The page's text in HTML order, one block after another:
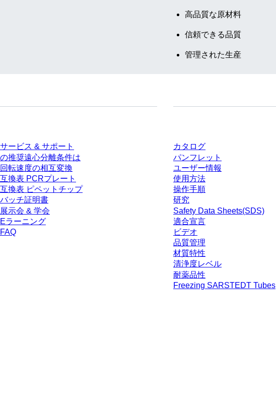
高品質な原材料
信頼できる品質
管理された生産
サービス & サポート
の推奨遠心分離条件は
回転速度の相互変換
互換表 PCRプレート
互換表 ピペットチップ
バッチ証明書
展示会 & 学会
Eラーニング
FAQ
カタログ
パンフレット
ユーザー情報
使用方法
操作手順
研究
Safety Data Sheets(SDS)
適合宣言
ビデオ
品質管理
材質特性
清浄度レベル
耐薬品性
Freezing SARSTEDT Tubes